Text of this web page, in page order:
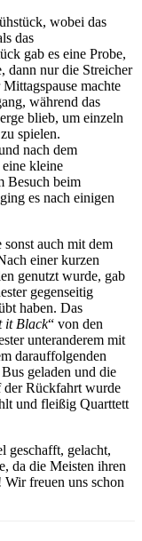
wobei das
das
gab es eine Probe,
dann nur die Streicher
machte
während das
blieb, um einzeln
spielen.
nach dem
kleine
Besuch beim
es nach einigen
auch mit dem
einer kurzen
genutzt wurde, gab
gegenseitig
haben. Das
it Black“ von den
unteranderem mit
darauffolgenden
geladen und die
der Rückfahrt wurde
und fleißig Quarttett
geschafft, gelacht,
da die Meisten ihren
Wir freuen uns schon